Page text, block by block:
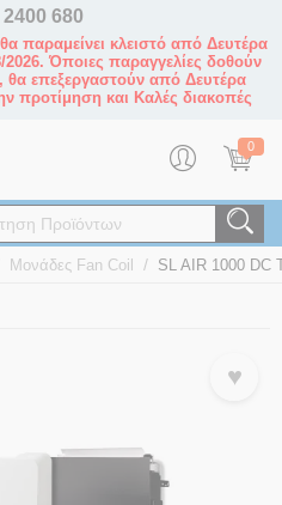
680
παραμείνει κλειστό από Δευτέρα
Όποιες παραγγελίες δοθούν
θα επεξεργαστούν από Δευτέρα
προτίμηση και Καλές διακοπές
0
Μονάδες Fan Coil / SL AIR 1000 DC
♥